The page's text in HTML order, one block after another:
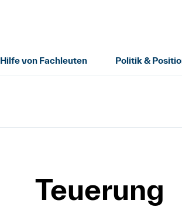
Hilfe von Fachleuten Politik &
Teuerung